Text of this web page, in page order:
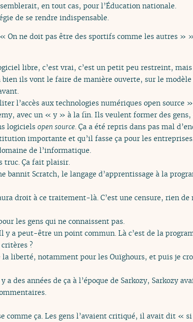
en tout cas, pour l’Éducation nationale.
de se rendre indispensable.
On ne doit pas être des sportifs comme les autres »
libre, c’est vrai, c’est un petit peu restreint,
ils vont le faire de manière ouverte, sur le
l’accès aux technologies numériques open source
avec un « y » à la fin. Ils veulent former des
logiciels open source . Ça a été repris dans pas mal
importante et qu’il fasse ça pour les entreprises…
de l’informatique.
truc. Ça fait plaisir.
bannit Scratch, le langage d’apprentissage à la
droit à ce traitement-là. C’est une censure, rien
les gens qui ne connaissent pas.
y a peut-être un point commun. Là c’est de la
?
liberté, notamment pour les Ouïghours, et puis je
des années de ça à l’époque de Sarkozy, Sarkozy
comme ça. Les gens l’avaient critiqué, il avait dit «